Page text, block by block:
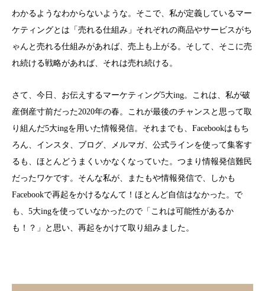
わかるようなわからないような。そこで、私が定義しているマー
ケティングとは「売れる仕組み」それぞれの商品やサービスがち
ゃんと売れる仕組みがあれば、売上も上がる。そして、そこに売
れ続ける戦略があれば、それは売れ続ける。
さて、今日、お伝えするマーケティング5大ing。これは、私が破
産倒産寸前だった2020年の春。これが最後のチャンスと思って取
り組んだ5大ingを用いた情報発信。それまでも、Facebookはもち
ろん、インスタ、ブログ、メルマガ、公式ラインを使って集客す
るも、ほとんどうまくいかなくなっていた。つまり情報発信難民
だったワケです。そんな私が、またもや情報発信で、しかも
Facebookで再起をかけるなんて！ほとんど自信はなかった。で
も、5大ingを使っていなかったので「これは可能性があるか
も！？」と思い、再起をかけて取り組みました。